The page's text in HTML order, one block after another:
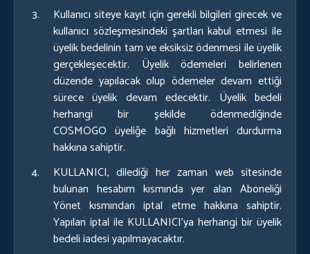
Kullanıcı siteye kayıt için gerekli bilgileri girecek ve
kullanıcı sözleşmesindeki şartları kabul etmesi ile
üyelik bedelinin tam ve eksiksiz ödenmesi ile üyelik
gerçekleşecektir. Üyelik ödemeleri belirlenen
düzende yapılacak olup ödemeler devam ettiği
sürece üyelik devam edecektir. Üyelik bedeli
herhangi bir şekilde ödenmediğinde
COSMOGO üyeliğe bağlı hizmetleri durdurma
hakkına sahiptir.
KULLANICI, dilediği her zaman web sitesinde
bulunan hesabım kısmında yer alan Aboneliği
Yönet kısmından iptal etme hakkına sahiptir.
Yapılan iptal ile KULLANICI’ya herhangi bir üyelik
bedeli iadesi yapılmayacaktır.